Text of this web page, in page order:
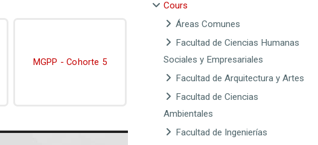
Cours
Áreas Comunes
Facultad de Ciencias Humanas
Sociales y Empresariales
Facultad de Arquitectura y Artes
Facultad de Ciencias
Ambientales
Facultad de Ingenierías
MGPP - Cohorte 5